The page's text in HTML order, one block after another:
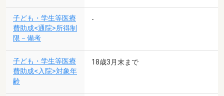
子ども・学生等医療
費助成<通院>所得制
限－備考
-
子ども・学生等医療
費助成<入院>対象年
齢
18歳3月末まで